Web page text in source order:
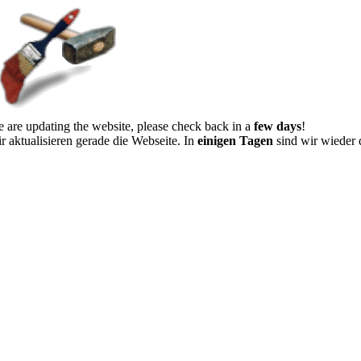
are updating the website, please check back in a few days!
aktualisieren gerade die Webseite. In einigen Tagen sind wir wieder